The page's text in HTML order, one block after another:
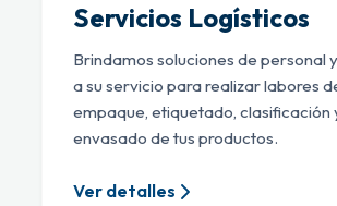
Servicios Logísticos
Brindamos soluciones de personal
a su servicio para realizar labores
empaque, etiquetado, clasificación
envasado de tus productos.
Ver detalles